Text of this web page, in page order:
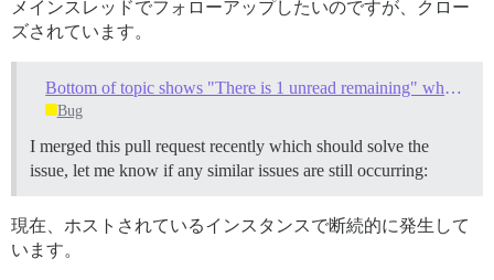
メインスレッドでフォローアップしたいのですが、クロー
ズされています。
Bottom of topic shows "There is 1 unread remaining" when there are actually 0 unread topics remaining
Bug
I merged this pull request recently which should solve the
issue, let me know if any similar issues are still occurring:
現在、ホストされているインスタンスで断続的に発生して
います。